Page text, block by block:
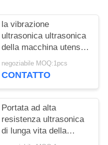
la vibrazione
ultrasonica ultrasonica
della macchina utensile
20Khz ha assistito il
taglio del vetro
negoziabile MOQ:1pcs
CONTATTO
Portata ad alta
resistenza ultrasonica
di lunga vita della
macchina utensile della